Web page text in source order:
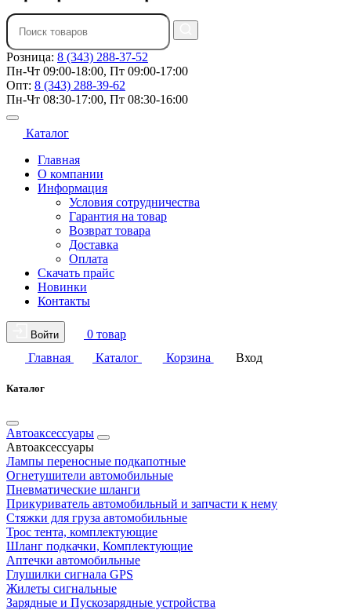
Розница: 8 (343) 288-37-52
Пн-Чт 09:00-18:00, Пт 09:00-17:00
Опт: 8 (343) 288-39-62
Пн-Чт 08:30-17:00, Пт 08:30-16:00
Каталог
Главная
О компании
Информация
Условия сотрудничества
Гарантия на товар
Возврат товара
Доставка
Оплата
Скачать прайс
Новинки
Контакты
Войти
0 товар
Главная
Каталог Корзина Вход
Каталог
Автоаксессуары
Автоаксессуары
Лампы переносные подкапотные
Огнетушители автомобильные
Пневматические шланги
Прикуриватель автомобильный и запчасти к нему
Стяжки для груза автомобильные
Трос тента, комплектующие
Шланг подкачки, Комплектующие
Аптечки автомобильные
Глушилки сигнала GPS
Жилеты сигнальные
Зарядные и Пускозарядные устройства